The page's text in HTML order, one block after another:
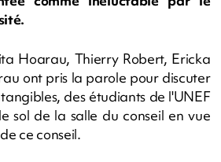
Hoarau, Thierry Robert, Ericka
ont pris la parole pour discuter
des étudiants de l'UNEF
sol de la salle du conseil en vue
ce conseil.